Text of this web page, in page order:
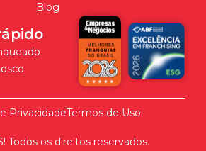
Blog
PrivacidadeTermos de Uso
Todos os direitos reservados.